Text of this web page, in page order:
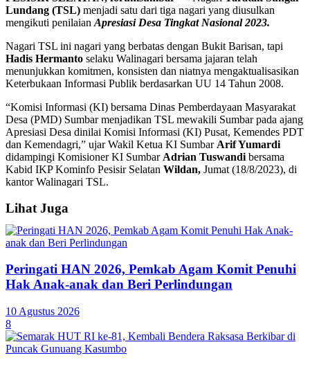
Lundang (TSL) menjadi satu dari tiga nagari yang diusulkan
mengikuti penilaian Apresiasi Desa Tingkat Nasional 2023.
Nagari TSL ini nagari yang berbatas dengan Bukit Barisan, tapi
Hadis Hermanto selaku Walinagari bersama jajaran telah
menunjukkan komitmen, konsisten dan niatnya mengaktualisasikan
Keterbukaan Informasi Publik berdasarkan UU 14 Tahun 2008.
“Komisi Informasi (KI) bersama Dinas Pemberdayaan Masyarakat
Desa (PMD) Sumbar menjadikan TSL mewakili Sumbar pada ajang
Apresiasi Desa dinilai Komisi Informasi (KI) Pusat, Kemendes PDT
dan Kemendagri,” ujar Wakil Ketua KI Sumbar Arif Yumardi
didampingi Komisioner KI Sumbar Adrian Tuswandi bersama
Kabid IKP Kominfo Pesisir Selatan Wildan, Jumat (18/8/2023), di
kantor Walinagari TSL.
Lihat Juga
Peringati HAN 2026, Pemkab Agam Komit Penuhi
Hak Anak-anak dan Beri Perlindungan
10 Agustus 2026
8